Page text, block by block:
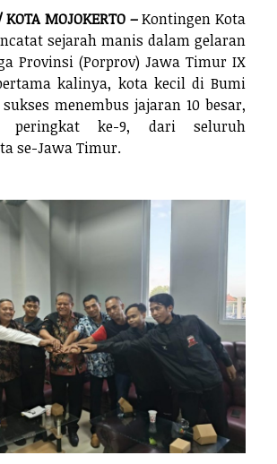
KOTA MOJOKERTO –Kontingen Kota
sejarah manis dalam gelaran
Provinsi (Porprov) Jawa Timur IX
kalinya, kota kecil di Bumi
menembus jajaran 10 besar,
peringkat ke-9, dari seluruh
se-Jawa Timur.